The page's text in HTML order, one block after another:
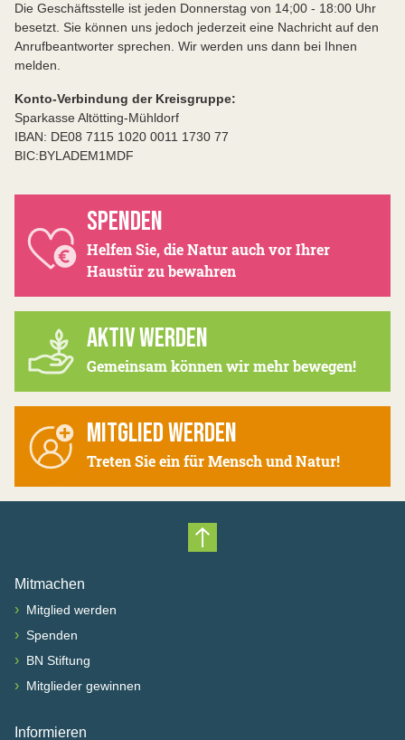
Die Geschäftsstelle ist jeden Donnerstag von 14;00 - 18:00 Uhr
besetzt. Sie können uns jedoch jederzeit eine Nachricht auf den
Anrufbeantworter sprechen. Wir werden uns dann bei Ihnen
melden.
Konto-Verbindung der Kreisgruppe:
Sparkasse Altötting-Mühldorf
IBAN: DE08 7115 1020 0011 1730 77
BIC:BYLADEM1MDF
SPENDEN
Helfen Sie, die Natur auch vor Ihrer
Haustür zu bewahren
AKTIV WERDEN
Gemeinsam können wir mehr bewegen!
MITGLIED WERDEN
Treten Sie ein für Mensch und Natur!
Nach oben scrollen
Mitmachen
› Mitglied werden
› Spenden
› BN Stiftung
› Mitglieder gewinnen
Informieren